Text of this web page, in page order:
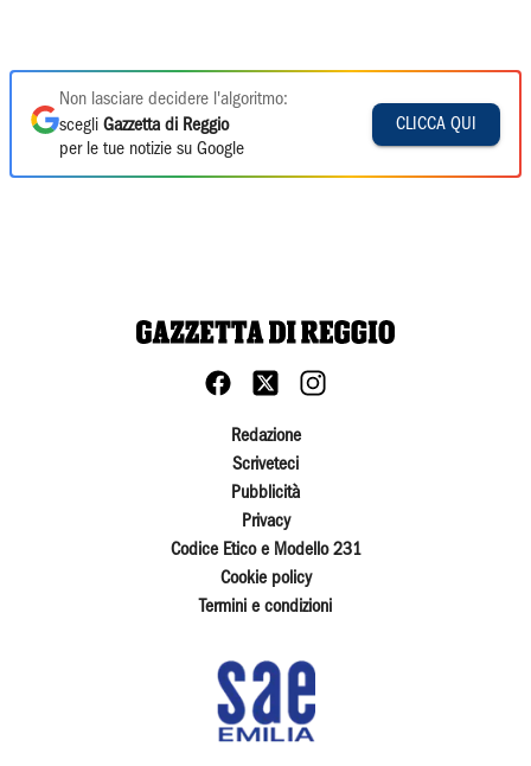
Non lasciare decidere l'algoritmo:
scegli Gazzetta di Reggio
per le tue notizie su Google
CLICCA QUI
Redazione
Scriveteci
Pubblicità
Privacy
Codice Etico e Modello 231
Cookie policy
Termini e condizioni